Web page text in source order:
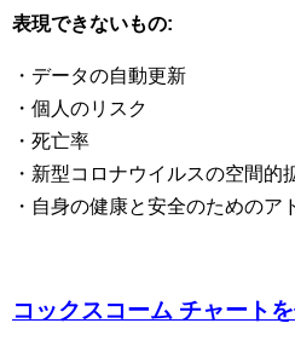
表現できないもの:
・データの自動更新
・個人のリスク
・死亡率
・新型コロナウイルスの空間的
・自身の健康と安全のためのア
コックスコーム チャート